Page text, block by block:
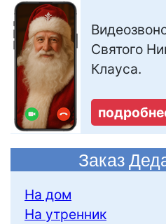
Святого
Клауса.
Заказ
На дом
На утренник